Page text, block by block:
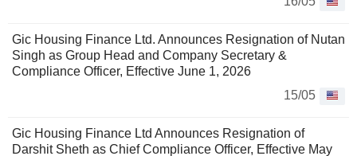
Gic Housing Finance Ltd. Announces Resignation of Nutan
Singh as Group Head and Company Secretary &
Compliance Officer, Effective June 1, 2026
15/05
Gic Housing Finance Ltd Announces Resignation of
Darshit Sheth as Chief Compliance Officer, Effective May